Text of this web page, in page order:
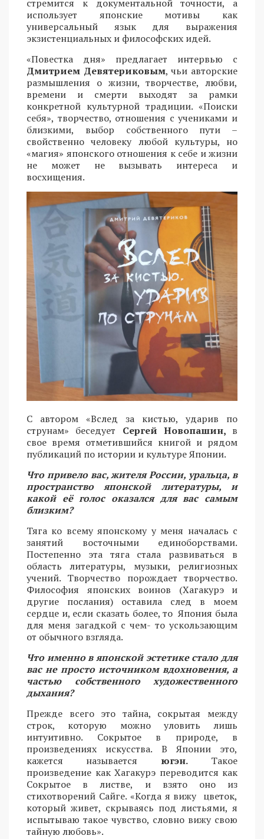
стремится к документальной точности, а
использует японские мотивы как
универсальный язык для выражения
экзистенциальных и философских идей.
«Повестка дня» предлагает интервью с
Дмитрием Девятериковым, чьи авторские
размышления о жизни, творчестве, любви,
времени и смерти выходят за рамки
конкретной культурной традиции. «Поиски
себя», творчество, отношения с учениками и
близкими, выбор собственного пути –
свойственно человеку любой культуры, но
«магия» японского отношения к себе и жизни
не может не вызывать интереса и
восхищения.
С автором «Вслед за кистью, ударив по
струнам» беседует Сергей Новопашин, в
свое время отметившийся книгой и рядом
публикаций по истории и культуре Японии.
Что привело вас, жителя России, уральца, в
пространство японской литературы, и
какой её голос оказался для вас самым
близким?
Тяга ко всему японскому у меня началась с
занятий восточными единоборствами.
Постепенно эта тяга стала развиваться в
область литературы, музыки, религиозных
учений. Творчество порождает творчество.
Философия японских воинов (Хагакурэ и
другие послания) оставила след в моем
сердце и, если сказать более, то Япония была
для меня загадкой с чем- то ускользающим
от обычного взгляда.
Что именно в японской эстетике стало для
вас не просто источником вдохновения, а
частью собственного художественного
дыхания?
Прежде всего это тайна, сокрытая между
строк, которую можно уловить лишь
интуитивно. Сокрытое в природе, в
произведениях искусства. В Японии это,
кажется называется югэн.Такое
произведение как Хагакурэ переводится как
Сокрытое в листве, и взято оно из
стихотворений Сайге. «Когда я вижу цветок,
который живет, скрываясь под листьями, я
испытываю такое чувство, словно вижу свою
тайную любовь».